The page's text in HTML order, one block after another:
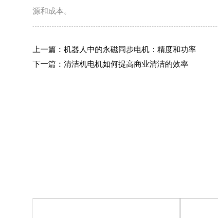
源和成本。
上一篇：机器人中的永磁同步电机：精度和功率
下一篇：清洁机电机如何提高商业清洁的效率